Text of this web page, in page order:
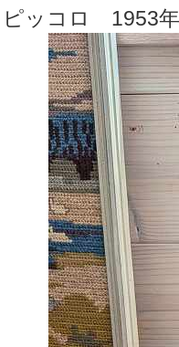
ピッコロ 1953年